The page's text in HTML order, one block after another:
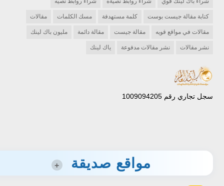
كتابة مقالة جيست بوست كلمة مستهدفة مسك الكلمات مقالات
مقالات في مواقع قويه مقالة جيست مقالة دائمة مليون باك لينك
نشر مقالات نشر مقالات مدفوعة ياك لينك
سجل تجاري رقم 1009094205
مواقع صديقة +